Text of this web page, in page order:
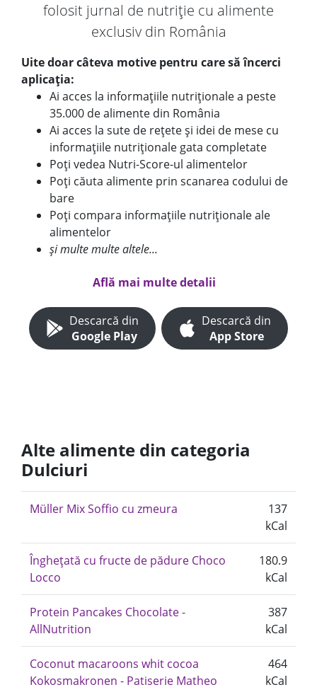
folosit jurnal de nutriție cu alimente
exclusiv din România
Uite doar câteva motive pentru care să încerci
aplicația:
Ai acces la informațiile nutriționale a peste
35.000 de alimente din România
Ai acces la sute de rețete și idei de mese cu
informațiile nutriționale gata completate
Poți vedea Nutri-Score-ul alimentelor
Poți căuta alimente prin scanarea codului de
bare
Poți compara informațiile nutriționale ale
alimentelor
și multe multe altele...
Află mai multe detalii
Descarcă din
Google Play
Descarcă din
App Store
Alte alimente din categoria
Dulciuri
Müller Mix Soffio cu zmeura
137
kCal
Înghețată cu fructe de pădure Choco
Locco
180.9
kCal
Protein Pancakes Chocolate -
AllNutrition
387
kCal
Coconut macaroons whit cocoa
Kokosmakronen - Patiserie Matheo
464
kCal